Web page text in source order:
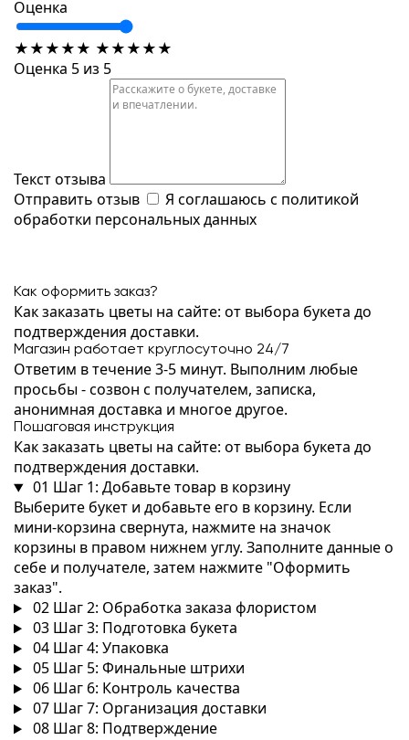
Оценка
★★★★★ ★★★★★
Оценка 5 из 5
Текст отзыва
Отправить отзыв
Я соглашаюсь с политикой
обработки персональных данных
Как оформить заказ?
Как заказать цветы на сайте: от выбора букета до
подтверждения доставки.
Магазин работает круглосуточно 24/7
Ответим в течение 3-5 минут. Выполним любые
просьбы - созвон с получателем, записка,
анонимная доставка и многое другое.
Пошаговая инструкция
Как заказать цветы на сайте: от выбора букета до
подтверждения доставки.
01 Шаг 1: Добавьте товар в корзину
Выберите букет и добавьте его в корзину. Если
мини-корзина свернута, нажмите на значок
корзины в правом нижнем углу. Заполните данные о
себе и получателе, затем нажмите "Оформить
заказ".
02 Шаг 2: Обработка заказа флористом
03 Шаг 3: Подготовка букета
04 Шаг 4: Упаковка
05 Шаг 5: Финальные штрихи
06 Шаг 6: Контроль качества
07 Шаг 7: Организация доставки
08 Шаг 8: Подтверждение